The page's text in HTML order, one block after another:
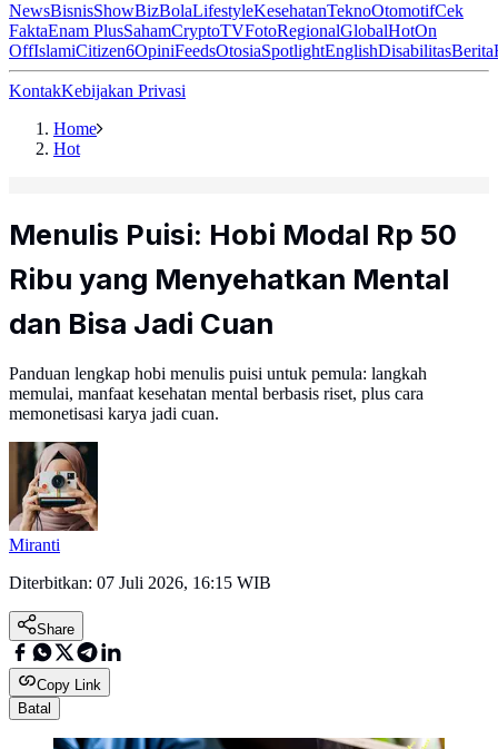
NewsBisnisShowBizBolaLifestyleKesehatanTeknoOtomotifCek
FaktaEnam PlusSahamCryptoTVFotoRegionalGlobalHotOn
OffIslamiCitizen6OpiniFeedsOtosiaSpotlightEnglishDisabilitasBerita
KontakKebijakan Privasi
Home
Hot
Menulis Puisi: Hobi Modal Rp 50
Ribu yang Menyehatkan Mental
dan Bisa Jadi Cuan
Panduan lengkap hobi menulis puisi untuk pemula: langkah
memulai, manfaat kesehatan mental berbasis riset, plus cara
memonetisasi karya jadi cuan.
Miranti
Diterbitkan: 07 Juli 2026, 16:15 WIB
Share
Copy Link
Batal